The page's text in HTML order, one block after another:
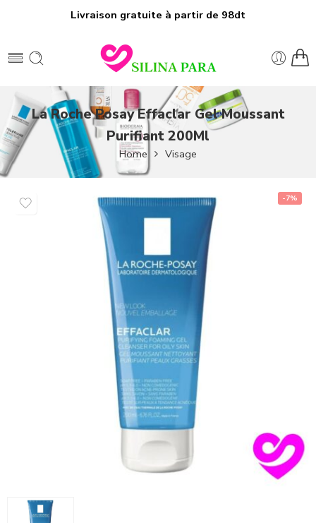
Livraison gratuite à partir de 98dt
La Roche Posay Effaclar Gel Moussant
Purifiant 200Ml
Home Visage
-7%